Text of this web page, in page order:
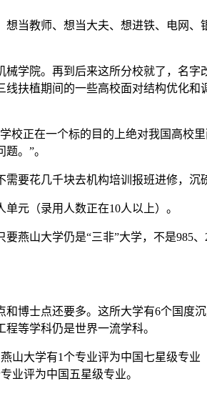
当教师、想当大夫、想进铁、电网、
学院。再到后来这所分校就了，名字
扶植期间的一些高校面对结构优化和
正在一个标的目的上绝对我国高校
。”。
要花几千块去机构培训报班进修，沉
元（录用人数正在10人以上）。
山大学仍是“三非”大学，不是985、
博士点还要多。这所大学有6个国度
等学科仍是世界一流学科。
大学有1个专业评为中国七星级专业
业评为中国五星级专业。